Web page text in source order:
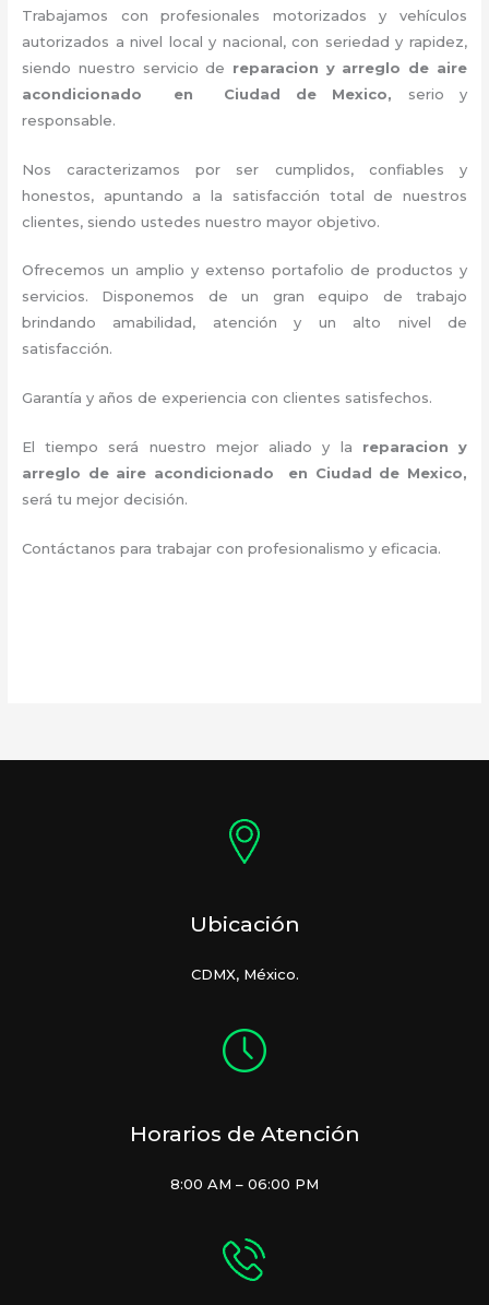
Trabajamos con profesionales motorizados y vehículos
autorizados a nivel local y nacional, con seriedad y rapidez,
siendo nuestro servicio de reparacion y arreglo de aire
acondicionado en Ciudad de Mexico, serio y
responsable.
Nos caracterizamos por ser cumplidos, confiables y
honestos, apuntando a la satisfacción total de nuestros
clientes, siendo ustedes nuestro mayor objetivo.
Ofrecemos un amplio y extenso portafolio de productos y
servicios. Disponemos de un gran equipo de trabajo
brindando amabilidad, atención y un alto nivel de
satisfacción.
Garantía y años de experiencia con clientes satisfechos.
El tiempo será nuestro mejor aliado y la reparacion y
arreglo de aire acondicionado en Ciudad de Mexico,
será tu mejor decisión.
Contáctanos para trabajar con profesionalismo y eficacia.
Ubicación
CDMX, México.
Horarios de Atención
8:00 AM – 06:00 PM